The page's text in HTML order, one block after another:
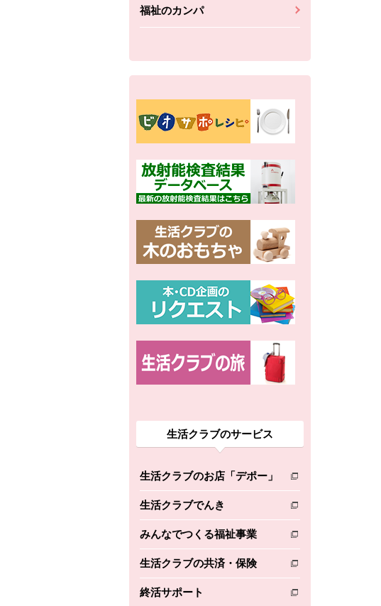
福祉のカンパ
生活クラブのサービス
生活クラブのお店「デポー」
別のウィンドウで開きます。
生活クラブでんき
別のウィンドウで開きます。
みんなでつくる福祉事業
別のウィンドウで開きます。
生活クラブの共済・保険
別のウィンドウで開きます。
終活サポート
別のウィンドウで開きます。